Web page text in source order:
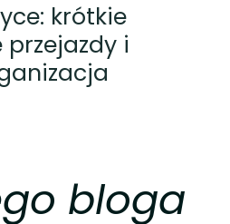
krótkie
przejazdy i
bloga